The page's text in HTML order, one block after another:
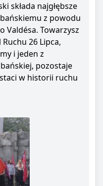
składa najgłębsze
z powodu
Valdésa. Towarzysz
Ruchu 26 Lipca,
i jeden z
pozostaje
w historii ruchu